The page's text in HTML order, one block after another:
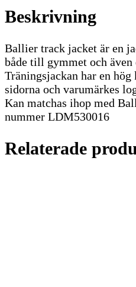
Beskrivning
Ballier track jacket är en
både till gymmet och
Träningsjackan har en
sidorna och varumärkes
Kan matchas ihop med
nummer LDM530016
Relaterade